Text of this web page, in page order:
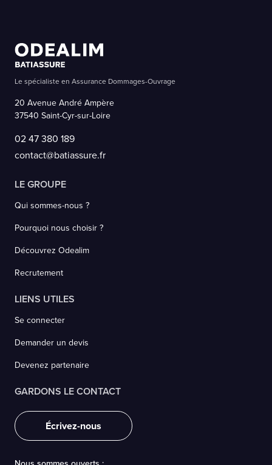
Le spécialiste en Assurance Dommages-Ouvrage
20 Avenue André Ampère
37540 Saint-Cyr-sur-Loire
02 47 380 189
contact@batiassure.fr
LE GROUPE
Qui sommes-nous ?
Pourquoi nous choisir ?
Découvrez Odealim
Recrutement
LIENS UTILES
Se connecter
Demander un devis
Devenez partenaire
GARDONS LE CONTACT
Écrivez-nous